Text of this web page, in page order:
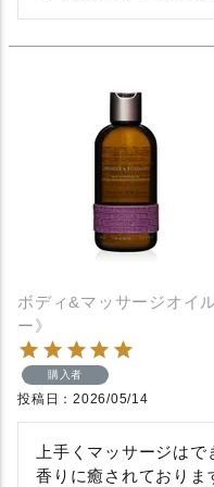
ボディ&マッサージオイ
ー》
購入者
投稿日 2026/05/14
上手くマッサージは
香りに癒されておりま